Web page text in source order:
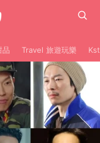
品 Travel 旅遊玩樂